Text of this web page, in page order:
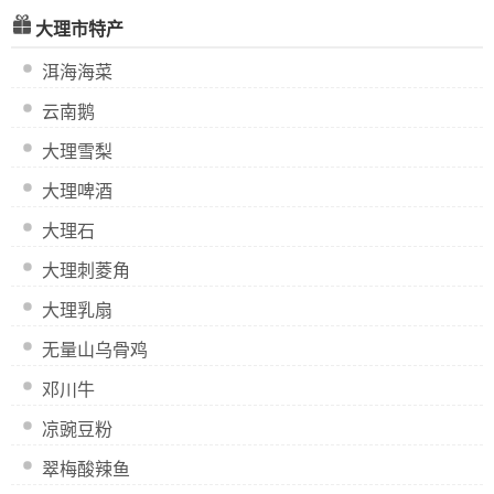
大理市特产
洱海海菜
云南鹅
大理雪梨
大理啤酒
大理石
大理刺菱角
大理乳扇
无量山乌骨鸡
邓川牛
凉豌豆粉
翠梅酸辣鱼